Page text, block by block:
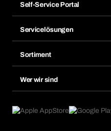
Self-Service Portal
Merklisten
Nachbestellung
Dauerauftrag
Servicelösungen
Gefahrenstoffdatenbank
eProcurement
Produktfinder
Sortiment
Wer wir sind
Was uns antreibt